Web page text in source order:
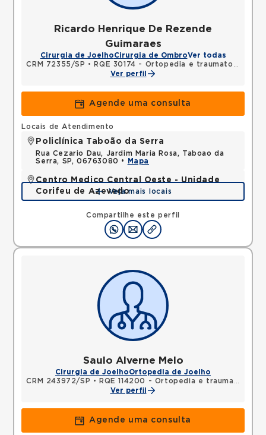
Ricardo Henrique De Rezende
Guimaraes
Cirurgia de JoelhoCirurgia de OmbroVer todas
CRM 72355/SP •
RQE 30174 - Ortopedia e traumatologia
Ver perfil
Agende uma consulta
Compartilhe este perfil
Locais de Atendimento
Policlínica Taboão da Serra
Rua Cezario Dau, Jardim Maria Rosa, Taboao da
Serra, SP, 06763080 •
Mapa
Centro Medico Central Oeste - Unidade
Corifeu de Azevedo
Avenida Corifeu de Azevedo Marques, Centro,
Carapicuiba, SP, 06320090 •
Mapa
Veja mais locais
Saulo Alverne Melo
Cirurgia de JoelhoOrtopedia de Joelho
CRM 243972/SP •
RQE 114200 - Ortopedia e traumatologia
Ver perfil
Agende uma consulta